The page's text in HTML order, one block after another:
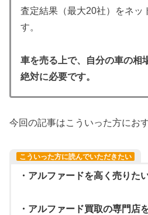
査定結果（最大20社）をネッ
す。
車を売る上で、自分の車の相
絶対に必要です。
今回の記事はこういった方にお
こういった方に読んでいただきたい
・アルファードを高く売りた
・アルファード買取の専門店